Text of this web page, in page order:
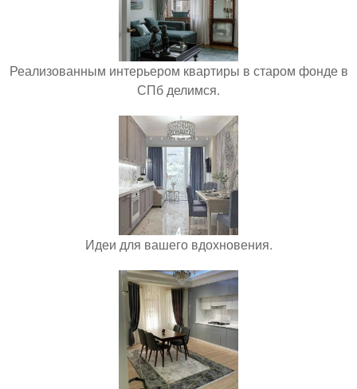
Реализованным интерьером квартиры в старом фонде в
СПб делимся.
Идеи для вашего вдохновения.